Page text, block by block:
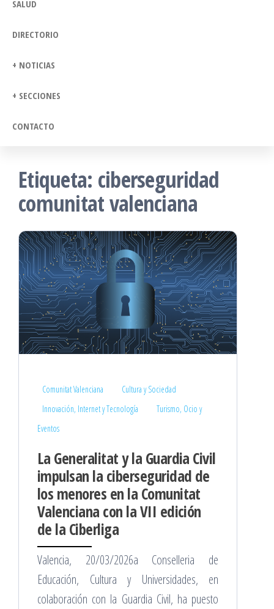
SALUD
DIRECTORIO
+ NOTICIAS
+ SECCIONES
CONTACTO
Etiqueta: ciberseguridad
comunitat valenciana
Comunitat Valenciana
Cultura y Sociedad
Innovación, Internet y Tecnología
Turismo, Ocio y
Eventos
La Generalitat y la Guardia Civil
impulsan la ciberseguridad de
los menores en la Comunitat
Valenciana con la VII edición
de la Ciberliga
Valencia, 20/03/2026a Conselleria de
Educación, Cultura y Universidades, en
colaboración con la Guardia Civil, ha puesto